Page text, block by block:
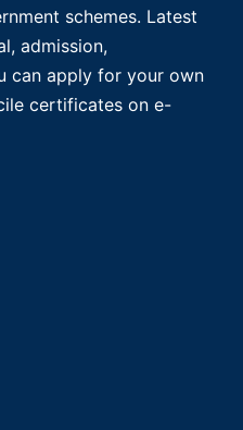
schemes. Latest
admission,
can apply for your own
certificates on e-